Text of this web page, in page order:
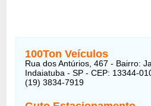
100Ton Veículos
Rua dos Antúrios, 467 - Bairro:
Indaiatuba - SP - CEP: 13344-
(19) 3834-7919